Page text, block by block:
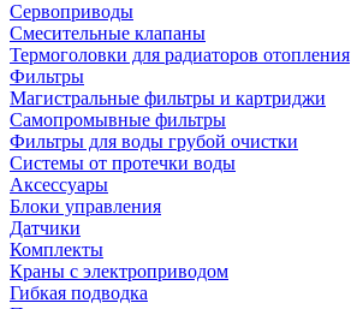
Сервоприводы
Смесительные клапаны
Термоголовки для радиаторов отопления
Фильтры
Магистральные фильтры и картриджи
Самопромывные фильтры
Фильтры для воды грубой очистки
Системы от протечки воды
Аксессуары
Блоки управления
Датчики
Комплекты
Краны с электроприводом
Гибкая подводка